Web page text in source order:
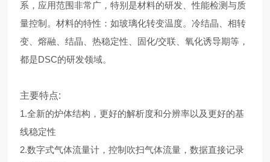
系，应用范围非常广，特别是材料的研发、性能检测与质
量控制。材料的特性：如玻璃化转变温度。冷结晶、相转
变、熔融、结晶、热稳定性、固化/交联、氧化诱导期等，
都是DSC的研发领域。
主要特点:
1.全新的炉体结构，更好的解析度和分辨率以及更好的基
线稳定性
2.数字式气体流量计，控制吹扫气体流量，数据直接记录